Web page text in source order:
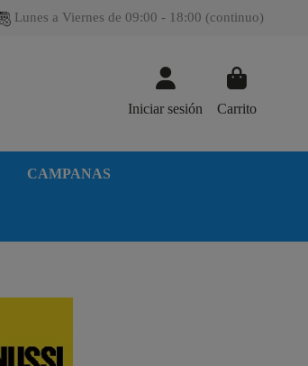
Lunes a Viernes de 09:00 - 18:00 (continuo)
Iniciar sesión Carrito
CAMPANAS